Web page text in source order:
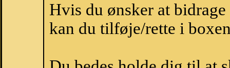
Hvis du ønsker at
kan du tilføje/rette i